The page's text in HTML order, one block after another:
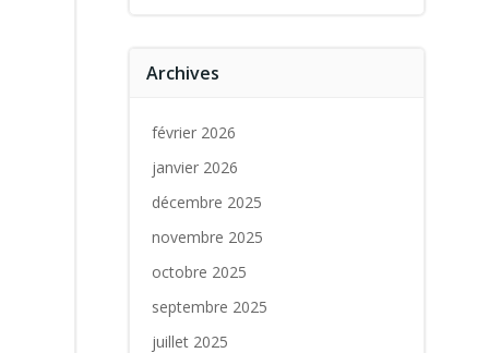
Archives
février 2026
janvier 2026
décembre 2025
novembre 2025
octobre 2025
septembre 2025
juillet 2025